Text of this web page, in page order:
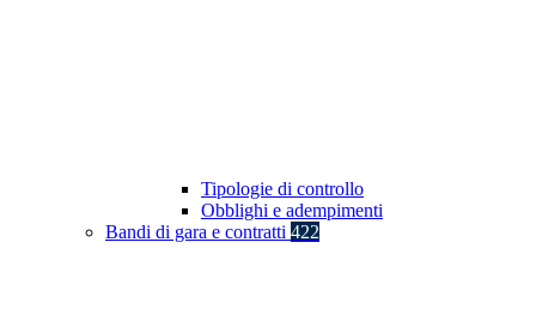
Tipologie di controllo
Obblighi e adempimenti
Bandi di gara e contratti 422